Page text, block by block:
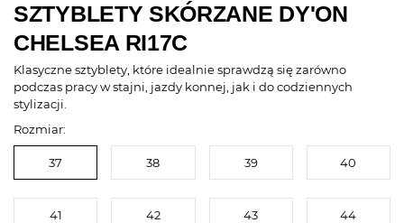
SZTYBLETY SKÓRZANE DY'ON
CHELSEA RI17C
Klasyczne sztyblety, które idealnie sprawdzą się zarówno
podczas pracy w stajni, jazdy konnej, jak i do codziennych
stylizacji.
Rozmiar:
37 38 39 40
41 42 43 44